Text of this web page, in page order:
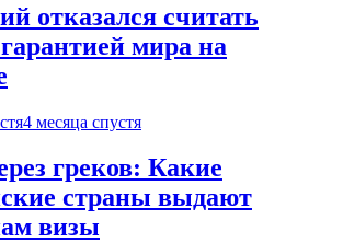
отказался считать
мира на
4 месяца спустя
греков: Какие
страны выдают
визы